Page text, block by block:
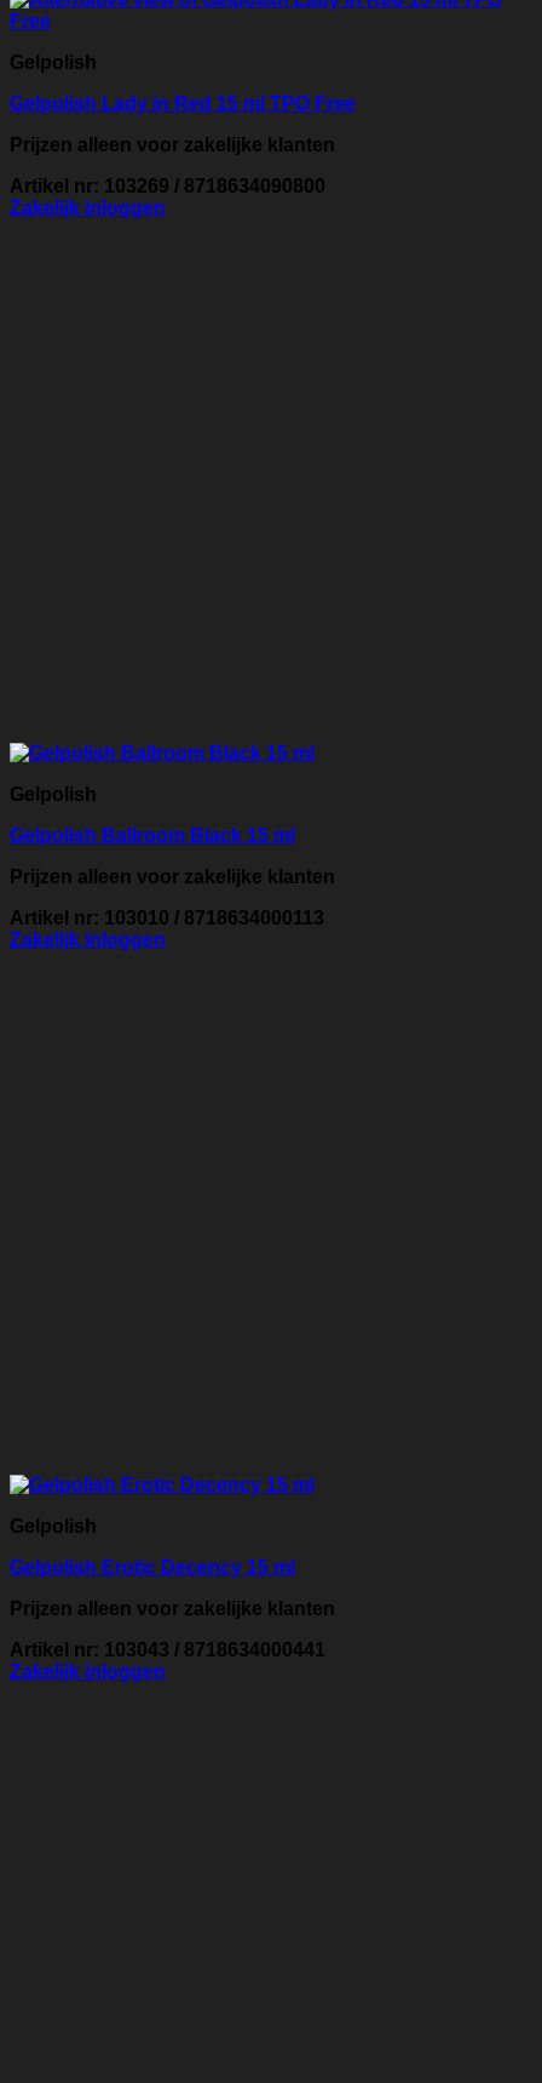
Gelpolish
Gelpolish Lady in Red 15 ml TPO Free
Prijzen alleen voor zakelijke klanten
Artikel nr: 103269 / 8718634090800
Zakelijk inloggen
Gelpolish
Gelpolish Ballroom Black 15 ml
Prijzen alleen voor zakelijke klanten
Artikel nr: 103010 / 8718634000113
Zakelijk inloggen
Gelpolish
Gelpolish Erotic Decency 15 ml
Prijzen alleen voor zakelijke klanten
Artikel nr: 103043 / 8718634000441
Zakelijk inloggen